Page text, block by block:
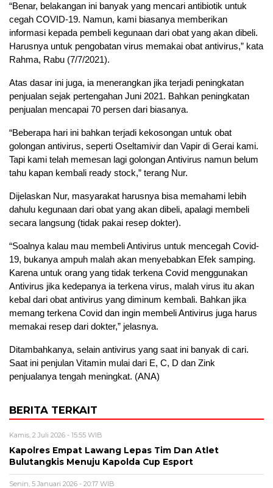
“Benar, belakangan ini banyak yang mencari antibiotik untuk
cegah COVID-19. Namun, kami biasanya memberikan
informasi kepada pembeli kegunaan dari obat yang akan dibeli.
Harusnya untuk pengobatan virus memakai obat antivirus,” kata
Rahma, Rabu (7/7/2021).
Atas dasar ini juga, ia menerangkan jika terjadi peningkatan
penjualan sejak pertengahan Juni 2021. Bahkan peningkatan
penjualan mencapai 70 persen dari biasanya.
“Beberapa hari ini bahkan terjadi kekosongan untuk obat
golongan antivirus, seperti Oseltamivir dan Vapir di Gerai kami.
Tapi kami telah memesan lagi golongan Antivirus namun belum
tahu kapan kembali ready stock,” terang Nur.
Dijelaskan Nur, masyarakat harusnya bisa memahami lebih
dahulu kegunaan dari obat yang akan dibeli, apalagi membeli
secara langsung (tidak pakai resep dokter).
“Soalnya kalau mau membeli Antivirus untuk mencegah Covid-
19, bukanya ampuh malah akan menyebabkan Efek samping.
Karena untuk orang yang tidak terkena Covid menggunakan
Antivirus jika kedepanya ia terkena virus, malah virus itu akan
kebal dari obat antivirus yang diminum kembali. Bahkan jika
memang terkena Covid dan ingin membeli Antivirus juga harus
memakai resep dari dokter,” jelasnya.
Ditambahkanya, selain antivirus yang saat ini banyak di cari.
Saat ini penjulan Vitamin mulai dari E, C, D dan Zink
penjualanya tengah meningkat. (ANA)
BERITA TERKAIT
Kamis, 2 Juli 2026 - 15:55 WIB
Kapolres Empat Lawang Lepas Tim Dan Atlet
Bulutangkis Menuju Kapolda Cup Esport
Senin, 5 Januari 2026 - 20:17 WIB